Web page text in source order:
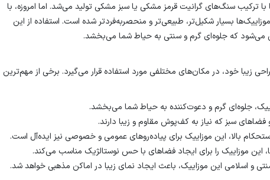
ترکیب سنگ‌های گرانیت قرمز مشکی یا سبز مشکی تولید می‌شد. اما امروزه، با
بسیار شکیل‌تر، طبیعی‌تر و منحصربه‌فردتر شده است. استفاده از این
می‌شود که جلوه‌ای گرم و سنتی به حیاط شما می‌بخشد.
زیبا خود، در مکان‌های مختلفی مورد استفاده قرار می‌گیرد. برخی از مهم‌ترین
جلوه‌ای گرم و دعوت‌کننده به حیاط شما می‌بخشد.
فضاهای سبز که نیاز به کف‌پوش مقاوم و زیبا دارند.
بالا، این موزاییک برای پیاده‌روهای عمومی و خصوصی نیز ایده‌آل است.
این موزاییک را برای ایجاد فضاهای با حس نوستالژیک مناسب می‌کند.
و اسلامی این موزاییک، باعث ایجاد نمای زیبا در اماکن مذهبی خواهد شد.